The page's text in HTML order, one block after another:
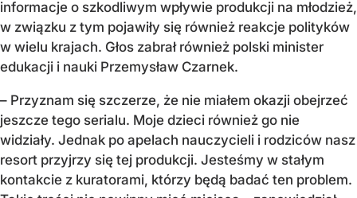
informacje o szkodliwym wpływie produkcji na młodzież,
w związku z tym pojawiły się również reakcje polityków
w wielu krajach. Głos zabrał również polski minister
edukacji i nauki Przemysław Czarnek.
– Przyznam się szczerze, że nie miałem okazji obejrzeć
jeszcze tego serialu. Moje dzieci również go nie
widziały. Jednak po apelach nauczycieli i rodziców nasz
resort przyjrzy się tej produkcji. Jesteśmy w stałym
kontakcie z kuratorami, którzy będą badać ten problem.